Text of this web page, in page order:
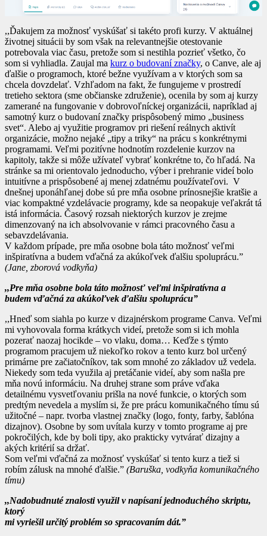
,,Ďakujem za možnosť vyskúšať si takéto profi kurzy. V aktuálnej
životnej situácii by som však na relevantnejšie otestovanie
potrebovala viac času, pretože som si nestihla pozrieť všetko, čo
som si vyhliadla. Zaujal ma kurz o budovaní značky, o Canve, ale aj
ďalšie o programoch, ktoré bežne využívam a v ktorých som sa
chcela dovzdelať. Vzhľadom na fakt, že fungujeme v prostredí
tretieho sektora (sme občianske združenie), ocenila by som aj kurzy
zamerané na fungovanie v dobrovoľníckej organizácii, napríklad aj
samotný kurz o budovaní značky prispôsobený mimo „business
svet“. Alebo aj využitie programov pri riešení reálnych aktivít
organizácie, možno nejaké „tipy a triky“ na prácu s konkrétnymi
programami. Veľmi pozitívne hodnotím rozdelenie kurzov na
kapitoly, takže si môže užívateľ vybrať konkrétne to, čo hľadá. Na
stránke sa mi orientovalo jednoducho, výber i prehranie videí bolo
intuitívne a prispôsobené aj menej zdatnému používateľovi. V
dnešnej uponáhľanej dobe sú pre mňa osobne prínosnejšie kratšie a
viac kompaktné vzdelávacie programy, kde sa neopakuje veľakrát tá
istá informácia. Časový rozsah niektorých kurzov je zrejme
dimenzovaný na ich absolvovanie v rámci pracovného času a
sebavzdelávania.
V každom prípade, pre mňa osobne bola táto možnosť veľmi
inšpiratívna a budem vďačná za akúkoľvek ďalšiu spoluprácu.”
(Jane, zborová vodkyňa)
,,Pre mňa osobne bola táto možnosť veľmi inšpiratívna a
budem vďačná za akúkoľvek ďalšiu spoluprácu”
,,Hneď som siahla po kurze v dizajnérskom programe Canva. Veľmi
mi vyhovovala forma krátkych videí, pretože som si ich mohla
pozerať naozaj hocikde – vo vlaku, doma… Keďže s týmto
programom pracujem už niekoľko rokov a tento kurz bol určený
primárne pre začiatočníkov, tak som mnohé zo základov už vedela.
Niekedy som teda využila aj pretáčanie videí, aby som našla pre
mňa novú informáciu. Na druhej strane som práve vďaka
detailnému vysvetľovaniu prišla na nové funkcie, o ktorých som
predtým nevedela a myslím si, že pre prácu komunikačného tímu sú
užitočné – napr. tvorba vlastnej značky (logo, fonty, farby, šablóna
dizajnov). Osobne by som uvítala kurzy v tomto programe aj pre
pokročilých, kde by boli tipy, ako prakticky vytvárať dizajny a
akých kritérií sa držať.
Som veľmi vďačná za možnosť vyskúšať si tento kurz a tiež si
robím zálusk na mnohé ďalšie.” (Baruška, vodkyňa komunikačného
tímu)
,,Nadobudnuté znalosti využil v napísaní jednoduchého skriptu,
ktorý
mi vyriešil určitý problém so spracovaním dát.”